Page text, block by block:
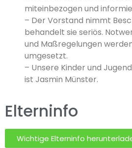
miteinbezogen und
– Der Vorstand nimmt
behandelt sie seriös.
und Maßregelungen
umgesetzt.
– Unsere Kinder und
ist Jasmin Münster.
Elterninfo
Wichtige Elterninfo